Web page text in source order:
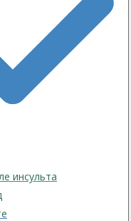
инсульта